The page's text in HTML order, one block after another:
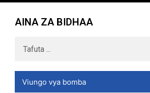
AINA ZA BIDHAA
Viungo vya bomba